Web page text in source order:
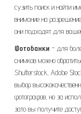
сузить поиск и найти
внимание на
они подходят для
Фотобанки – для
снимков можно
Shutterstock, Adobe
выбор
фотографов, но за
зато вы получите